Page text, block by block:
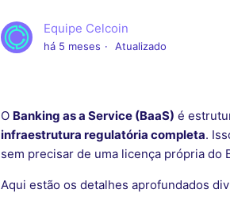
Equipe Celcoin
há 5 meses Atualizado
O Banking as a Service (BaaS) é
infraestrutura regulatória completa.
sem precisar de uma licença própria do
Aqui estão os detalhes aprofundados